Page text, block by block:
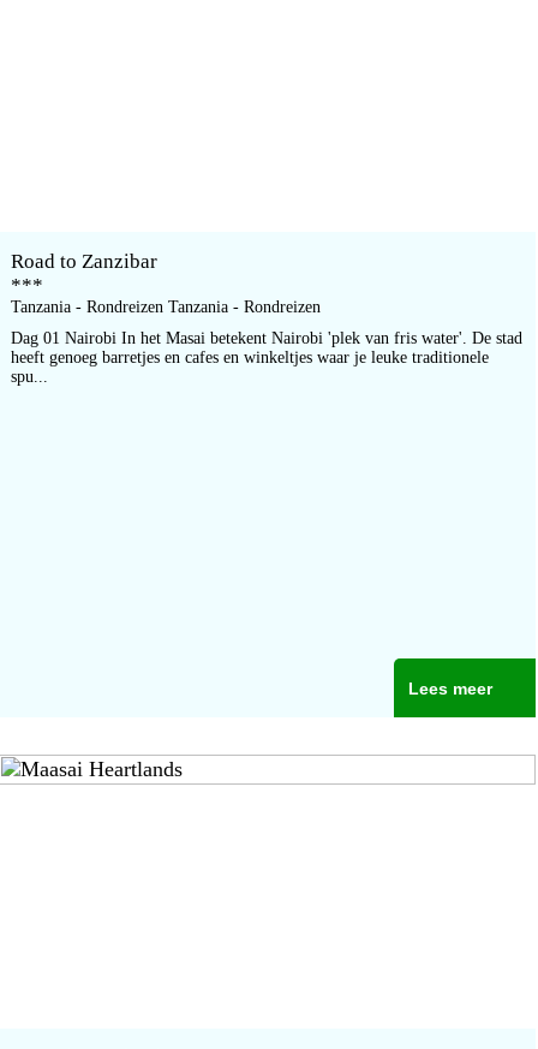
Road to Zanzibar
***
Tanzania - Rondreizen Tanzania - Rondreizen
Dag 01 Nairobi In het Masai betekent Nairobi 'plek van fris water'. De stad
heeft genoeg barretjes en cafes en winkeltjes waar je leuke traditionele
spu...
Lees meer